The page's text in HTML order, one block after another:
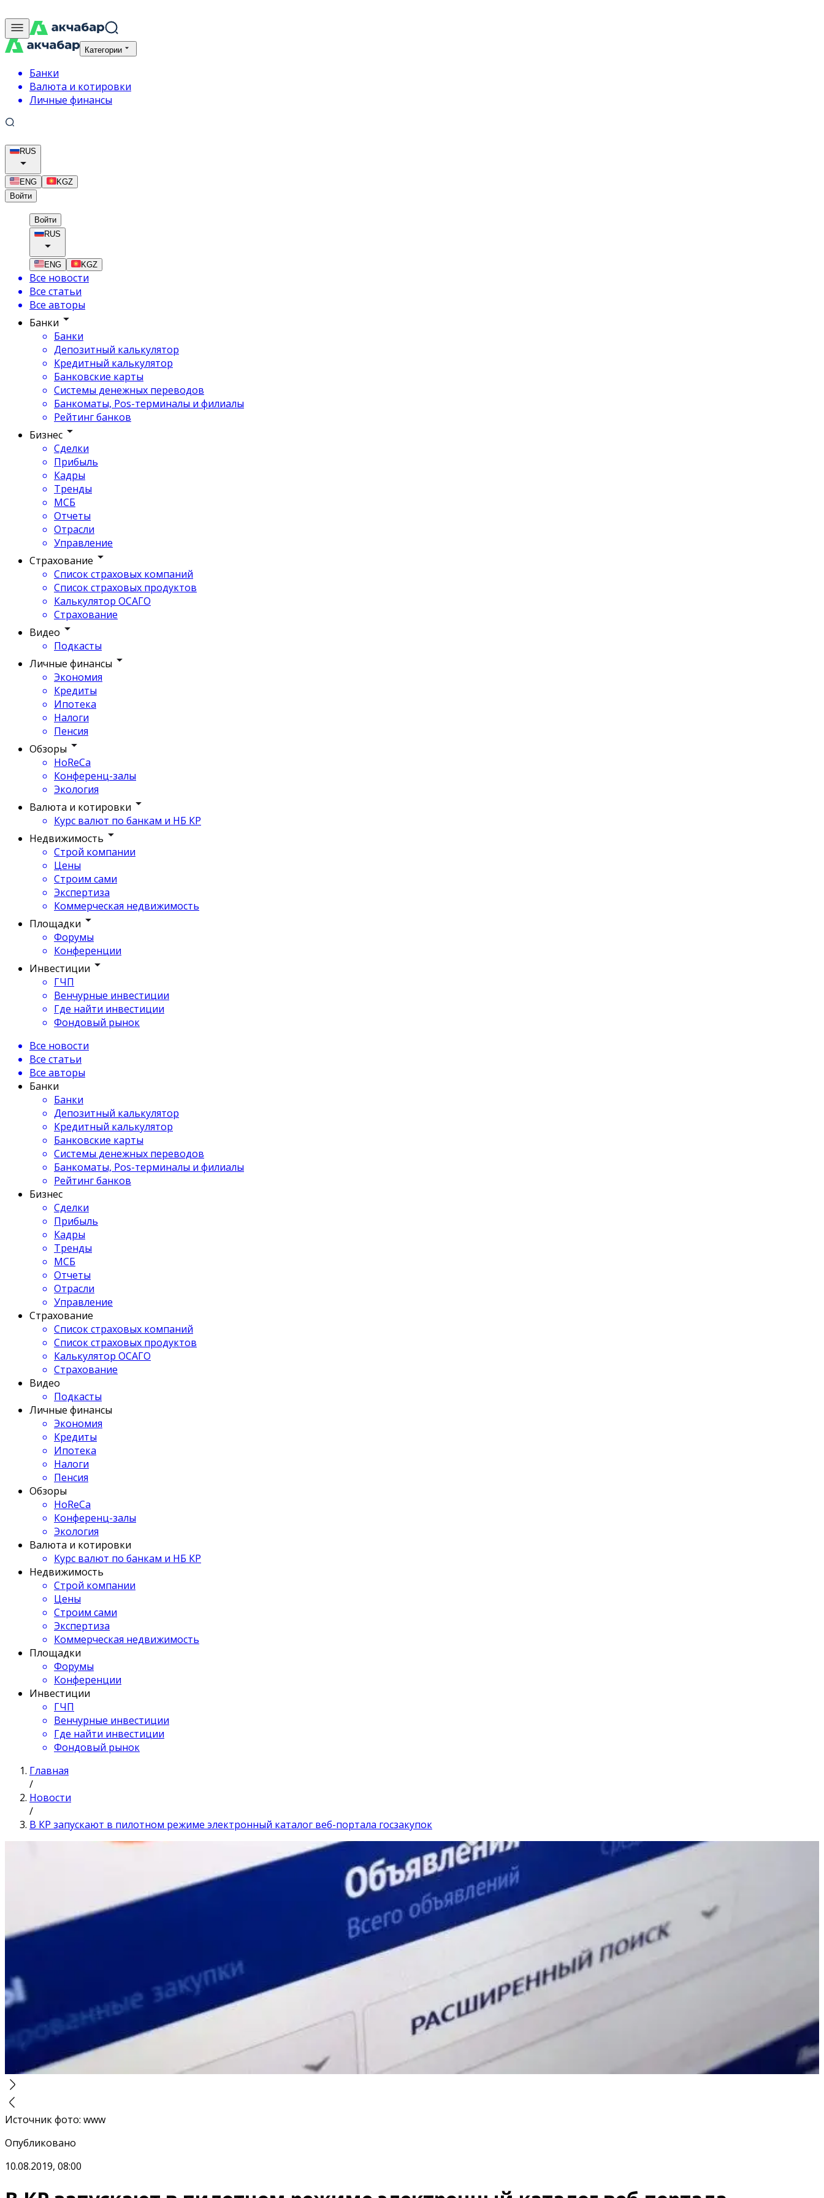
Категории
Банки
Валюта и котировки
Личные финансы
RUS
ENG
KGZ
Войти
Войти
RUS
ENG KGZ
Все новости
Все статьи
Все авторы
Банки
Банки
Депозитный калькулятор
Кредитный калькулятор
Банковские карты
Системы денежных переводов
Банкоматы, Pos-терминалы и филиалы
Рейтинг банков
Бизнес
Сделки
Прибыль
Кадры
Тренды
МСБ
Отчеты
Отрасли
Управление
Страхование
Список страховых компаний
Список страховых продуктов
Калькулятор ОСАГО
Страхование
Видео
Подкасты
Личные финансы
Экономия
Кредиты
Ипотека
Налоги
Пенсия
Обзоры
HoReCa
Конференц-залы
Экология
Валюта и котировки
Курс валют по банкам и НБ КР
Недвижимость
Строй компании
Цены
Строим сами
Экспертиза
Коммерческая недвижимость
Площадки
Форумы
Конференции
Инвестиции
ГЧП
Венчурные инвестиции
Где найти инвестиции
Фондовый рынок
Все новости
Все статьи
Все авторы
Банки
Банки
Депозитный калькулятор
Кредитный калькулятор
Банковские карты
Системы денежных переводов
Банкоматы, Pos-терминалы и филиалы
Рейтинг банков
Бизнес
Сделки
Прибыль
Кадры
Тренды
МСБ
Отчеты
Отрасли
Управление
Страхование
Список страховых компаний
Список страховых продуктов
Калькулятор ОСАГО
Страхование
Видео
Подкасты
Личные финансы
Экономия
Кредиты
Ипотека
Налоги
Пенсия
Обзоры
HoReCa
Конференц-залы
Экология
Валюта и котировки
Курс валют по банкам и НБ КР
Недвижимость
Строй компании
Цены
Строим сами
Экспертиза
Коммерческая недвижимость
Площадки
Форумы
Конференции
Инвестиции
ГЧП
Венчурные инвестиции
Где найти инвестиции
Фондовый рынок
Главная
/
Новости
/
В КР запускают в пилотном режиме электронный каталог веб-портала госзакупок
Источник фото: www
Опубликовано
10.08.2019, 08:00